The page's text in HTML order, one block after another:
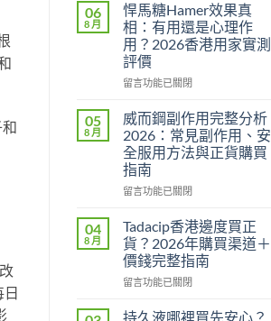
06
8 月
悍馬糖Hamer效果真
相：有用還是心理作
用？2026香港用家實測
評價
在
馬
糖
Hamer
效
果
真
有
用
還
是
心
作
留言功能已關閉
05
8 月
威而鋼副作用完整分析
2026：常見副作用、安
全服用方法與正貨購買
指南
在
而
鋼
副
作
用
整
留言功能已關閉
04
8 月
Tadacip香港邊度買正
貨？2026年購買渠道＋
價錢完整指南
在
香
留言功能已關閉
持久液哪裡買先安心？